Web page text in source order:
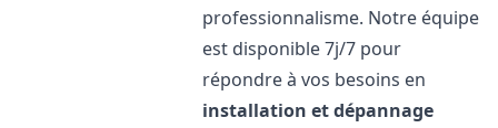
professionnalisme. Notre équipe
est disponible 7j/7 pour
répondre à vos besoins en
installation et dépannage